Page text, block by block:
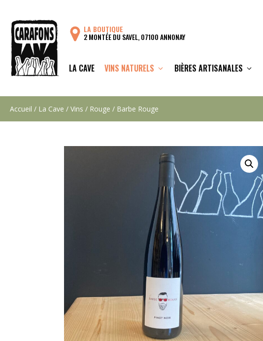
contenu
LA CAVE VINS NATURELS BIÈRES ARTISANALES
LA BOUTIQUE
2 MONTÉE DU SAVEL, 07100 ANNONAY
Accueil / La Cave / Vins / Rouge / Barbe Rouge